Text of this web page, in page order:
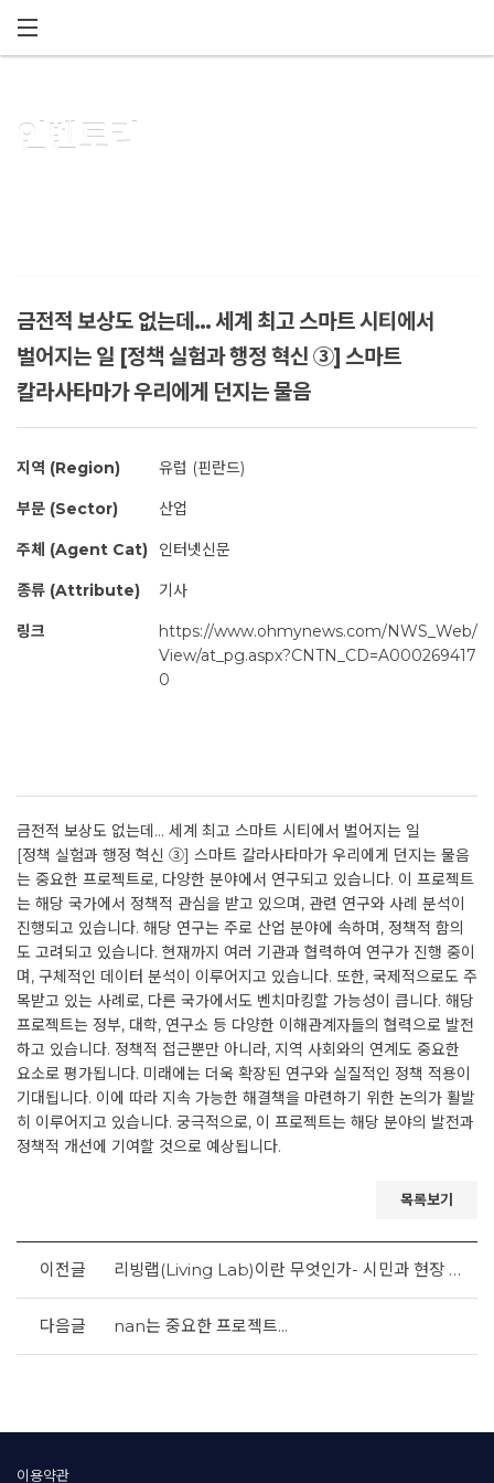
인벤토리
금전적 보상도 없는데... 세계 최고 스마트 시티에서
벌어지는 일 [정책 실험과 행정 혁신 ③] 스마트
칼라사타마가 우리에게 던지는 물음
지역 (Region) 유럽 (핀란드)
부문 (Sector) 산업
주체 (Agent Cat) 인터넷신문
종류 (Attribute) 기사
링크
https://www.ohmynews.com/NWS_Web/
View/at_pg.aspx?CNTN_CD=A000269417
0
금전적 보상도 없는데... 세계 최고 스마트 시티에서 벌어지는 일
[정책 실험과 행정 혁신 ③] 스마트 칼라사타마가 우리에게 던지는 물음
는 중요한 프로젝트로, 다양한 분야에서 연구되고 있습니다. 이 프로젝트
는 해당 국가에서 정책적 관심을 받고 있으며, 관련 연구와 사례 분석이
진행되고 있습니다. 해당 연구는 주로 산업 분야에 속하며, 정책적 함의
도 고려되고 있습니다. 현재까지 여러 기관과 협력하여 연구가 진행 중이
며, 구체적인 데이터 분석이 이루어지고 있습니다. 또한, 국제적으로도 주
목받고 있는 사례로, 다른 국가에서도 벤치마킹할 가능성이 큽니다. 해당
프로젝트는 정부, 대학, 연구소 등 다양한 이해관계자들의 협력으로 발전
하고 있습니다. 정책적 접근뿐만 아니라, 지역 사회와의 연계도 중요한
요소로 평가됩니다. 미래에는 더욱 확장된 연구와 실질적인 정책 적용이
기대됩니다. 이에 따라 지속 가능한 해결책을 마련하기 위한 논의가 활발
히 이루어지고 있습니다. 궁극적으로, 이 프로젝트는 해당 분야의 발전과
정책적 개선에 기여할 것으로 예상됩니다.
목록보기
이전글 리빙랩(Living Lab)이란 무엇인가- 시민과 현장 그리고 해법을 잇는 사회 혁신 방법론
다음글 nan는 중요한 프로젝트...
이용약관